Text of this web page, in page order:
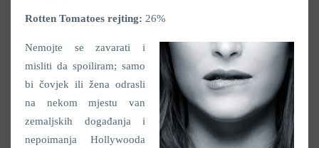
Rotten Tomatoes rejting: 26%
Nemojte se zavarati i
misliti da spoiliram; samo
bi čovjek ili žena odrasli
na nekom mjestu van
zemaljskih događanja i
nepoimanja Hollywooda